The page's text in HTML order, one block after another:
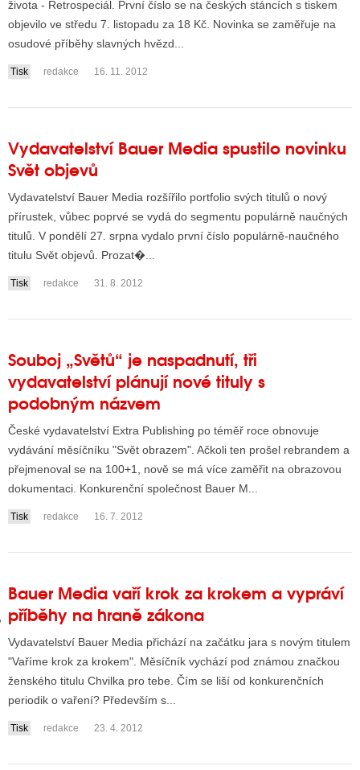
TELEVIZE
INTERNET
RÁDIA
STRÁNKY RÁDIÍ
STÁT BLOGEREM
BLOGERA
STARŠÍCH DISKUZÍ
života - Retrospeciál. První číslo se na českých stáncích s tiskem
objevilo ve středu 7. listopadu za 18 Kč. Novinka se zaměřuje na
osudové příběhy slavných hvězd...
Tisk redakce 16. 11. 2012
Vydavatelství Bauer Media spustilo novinku
Svět objevů
Vydavatelství Bauer Media rozšířilo portfolio svých titulů o nový
přírustek, vůbec poprvé se vydá do segmentu populárně naučných
titulů. V pondělí 27. srpna vydalo první číslo populárně-naučného
titulu Svět objevů. Prozat�...
Tisk redakce 31. 8. 2012
Souboj „Světů“ je naspadnutí, tři
vydavatelství plánují nové tituly s
podobným názvem
České vydavatelství Extra Publishing po téměř roce obnovuje
vydávání měsíčníku "Svět obrazem". Ačkoli ten prošel rebrandem a
přejmenoval se na 100+1, nově se má více zaměřit na obrazovou
dokumentaci. Konkurenční společnost Bauer M...
Tisk redakce 16. 7. 2012
Bauer Media vaří krok za krokem a vypráví
příběhy na hraně zákona
Vydavatelství Bauer Media přichází na začátku jara s novým titulem
"Vaříme krok za krokem". Měsíčník vychází pod známou značkou
ženského titulu Chvilka pro tebe. Čím se liší od konkurenčních
periodik o vaření? Především s...
Tisk redakce 23. 4. 2012